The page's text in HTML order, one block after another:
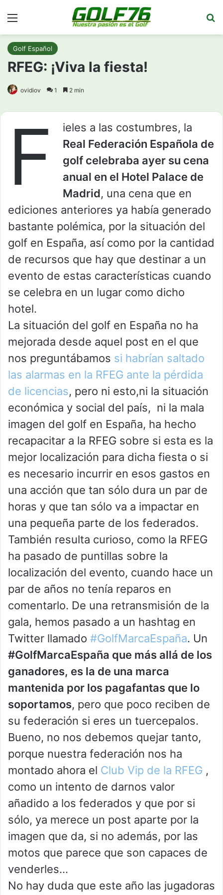
Golf Español
RFEG: ¡Viva la fiesta!
ovidiov 1 2 min
F
ieles a las costumbres, la
Real Federación Española de
golf celebraba ayer su cena
anual en el Hotel Palace de
Madrid, una cena que en
ediciones anteriores ya había generado
bastante polémica, por la situación del
golf en España, así como por la cantidad
de recursos que hay que destinar a un
evento de estas características cuando
se celebra en un lugar como dicho
hotel.
La situación del golf en España no ha
mejorada desde aquel post en el que
nos preguntábamos si habrían saltado
las alarmas en la RFEG ante la pérdida
de licencias, pero ni esto,ni la situación
económica y social del país, ni la mala
imagen del golf en España, ha hecho
recapacitar a la RFEG sobre si esta es la
mejor localización para dicha fiesta o si
es necesario incurrir en esos gastos en
una acción que tan sólo dura un par de
horas y que tan sólo va a impactar en
una pequeña parte de los federados.
También resulta curioso, como la RFEG
ha pasado de puntillas sobre la
localización del evento, cuando hace un
par de años no tenía reparos en
comentarlo. De una retransmisión de la
gala, hemos pasado a un hashtag en
Twitter llamado #GolfMarcaEspaña. Un
#GolfMarcaEspaña que más allá de los
ganadores, es la de una marca
mantenida por los pagafantas que lo
soportamos, pero que poco reciben de
su federación si eres un tuercepalos.
Bueno, no nos debemos quejar tanto,
porque nuestra federación nos ha
montado ahora el Club Vip de la RFEG ,
como un intento de darnos valor
añadido a los federados y que por si
sólo, ya merece un post aparte por la
imagen que da, si no además, por las
motos que parece que son capaces de
venderles…
No hay duda que este año las jugadoras